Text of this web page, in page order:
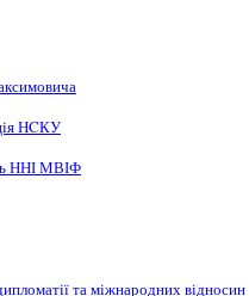
НCКУ
ННІ МВІФ
та міжнародних відносин